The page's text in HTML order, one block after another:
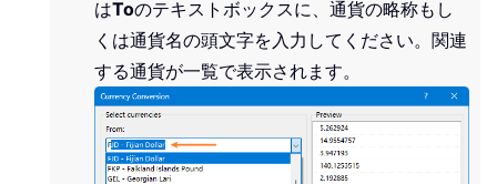
はToのテキストボックスに、通貨の略称もし
くは通貨名の頭文字を入力してください。関連
する通貨が一覧で表示されます。